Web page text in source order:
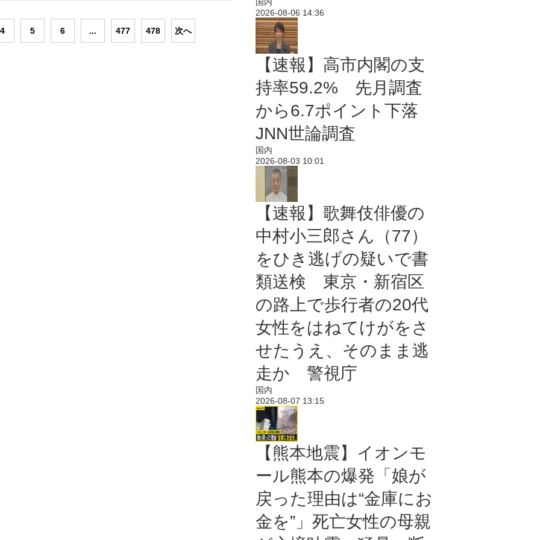
4 5 6 ... 477 478 次へ
2026-08-06 14:36
【速報】高市内閣の支
持率59.2% 先月調査
から6.7ポイント下落
JNN世論調査
国内
2026-08-03 10:01
【速報】歌舞伎俳優の
中村小三郎さん（77）
をひき逃げの疑いで書
類送検 東京・新宿区
の路上で歩行者の20代
女性をはねてけがをさ
せたうえ、そのまま逃
走か 警視庁
国内
2026-08-07 13:15
【熊本地震】イオンモ
ール熊本の爆発「娘が
戻った理由は“金庫にお
金を”」死亡女性の母親